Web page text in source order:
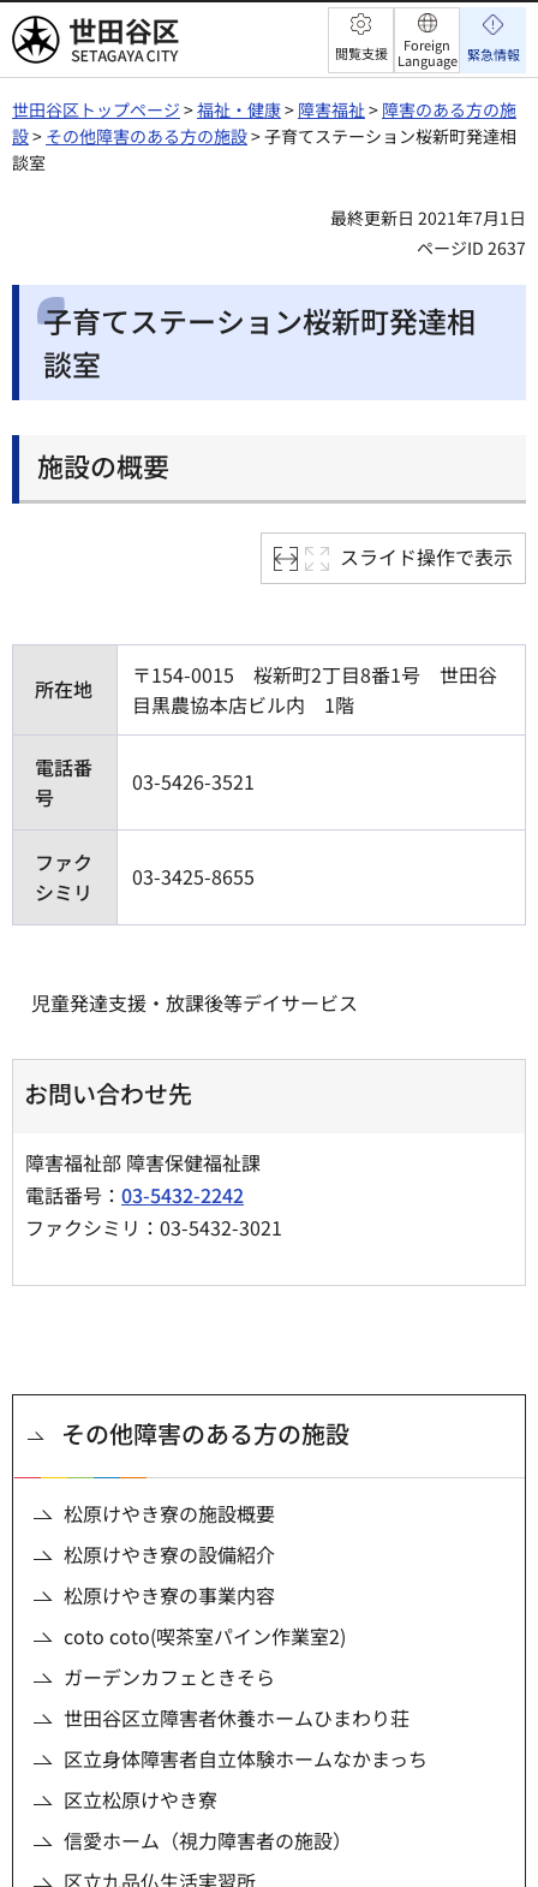
世田谷区 閲覧支援
Foreign
Language 緊急情報
世田谷区トップページ >福祉・健康> 障害福祉 > 障害のある方の施
設> その他障害のある方の施設> 子育てステーション桜新町発達相
談室
最終更新日 2021年7月1日
ページID 2637
子育てステーション桜新町発達相
談室
施設の概要
スライド操作で表示
所在地
〒154-0015 桜新町2丁目8番1号 世田谷
目黒農協本店ビル内 1階
電話番
号
03-5426-3521
ファク
シミリ
03-3425-8655
児童発達支援・放課後等デイサービス
お問い合わせ先
障害福祉部 障害保健福祉課
電話番号： 03-5432-2242
ファクシミリ：03-5432-3021
その他障害のある方の施設
松原けやき寮の施設概要
松原けやき寮の設備紹介
松原けやき寮の事業内容
coto coto(喫茶室パイン作業室2)
ガーデンカフェときそら
世田谷区立障害者休養ホームひまわり荘
区立身体障害者自立体験ホームなかまっち
区立松原けやき寮
信愛ホーム（視力障害者の施設）
区立九品仏生活実習所